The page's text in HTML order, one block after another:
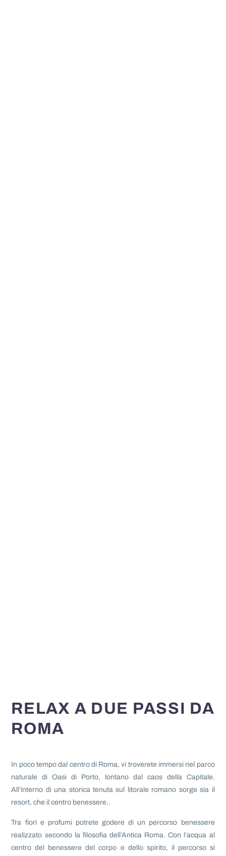
RELAX A DUE PASSI DA
ROMA
In poco tempo dal centro di Roma, vi troverete immersi nel parco
naturale di Oasi di Porto, lontano dal caos della Capitale.
All’interno di una storica tenuta sul litorale romano sorge sia il
resort, che il centro benessere..
Tra fiori e profumi potrete godere di un percorso benessere
realizzato secondo la filosofia dell’Antica Roma. Con l’acqua al
centro del benessere del corpo e dello spirito, il percorso si